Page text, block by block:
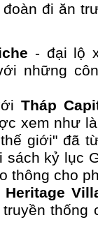
đi ăn
- đại lộ
những
Tháp
xem như
giới" đã
sách kỷ lục
thông cho
thống